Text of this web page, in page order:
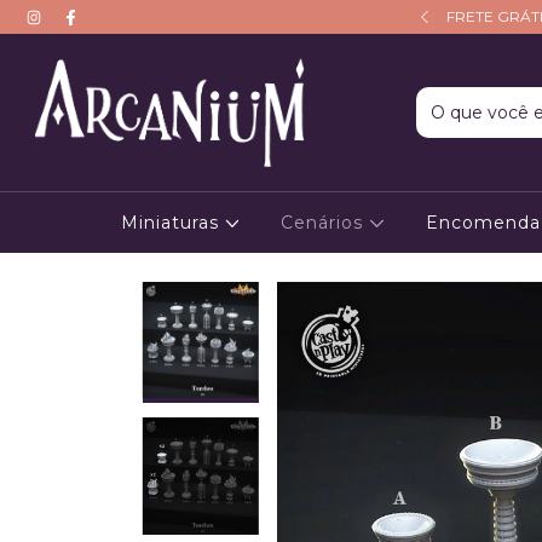
PRIMEIRAAVENTURA10 FRETE
Miniaturas Cenários